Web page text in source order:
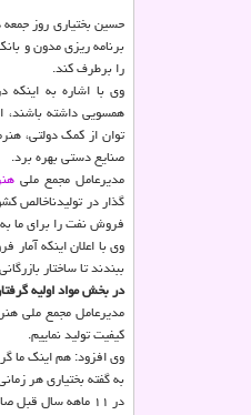
حسین بختیاری روز جمعه
برنامه ریزی مدون و
را برطرف کند.
وی با اشاره به
همسویی داشته باشند،
توان از کمک دولتی،
صنایع دستی بهره برد.
مدیرعامل مجمع ملی
گذار در تولیدناخالص
فروش نفت را برای ما
وی با اعلان اینکه
ببندند تا ساختار
در بخش مواد اولیه
مدیرعامل مجمع ملی
کیفیت تولید نماییم.
وی افزود: هم اینک ما
به گفته بختیاری هر
در ۱۱ ماهه سال قبل صادرات صنایع دستی ۴۲۷ میلیون دلار به صورت رسمی و چمدانی ارزآوری داشته است.